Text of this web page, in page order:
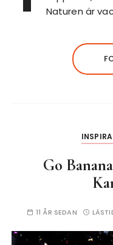
Naturen är
Go
11 ÅR SEDAN